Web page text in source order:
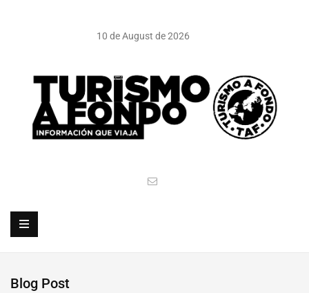
10 de August de 2026
Blog Post